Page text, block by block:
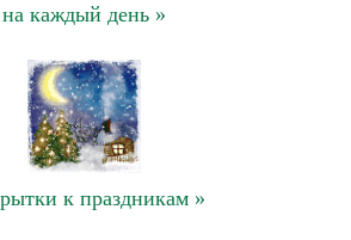
на каждый день »
к праздникам »